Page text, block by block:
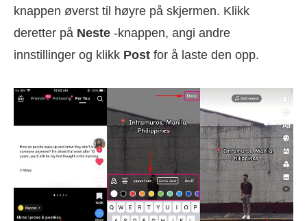
knappen øverst til høyre på skjermen. Klikk
deretter på Neste -knappen, angi andre
innstillinger og klikk Post for å laste den opp.